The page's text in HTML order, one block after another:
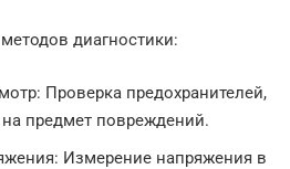
диагностики:
Проверка предохранителей,
предмет повреждений.
Измерение напряжения в